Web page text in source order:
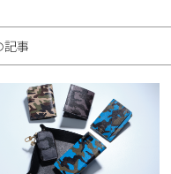
記事